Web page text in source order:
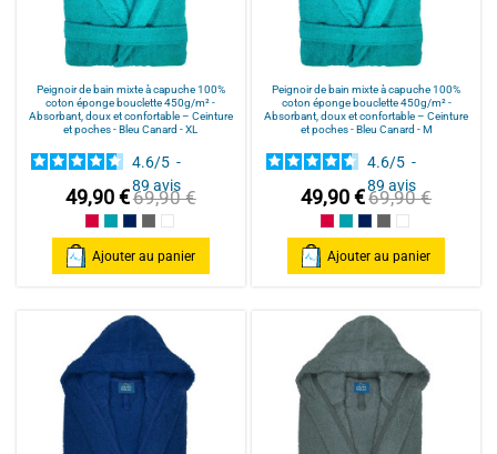
Peignoir de bain mixte à capuche 100%
coton éponge bouclette 450g/m² -
Absorbant, doux et confortable – Ceinture
et poches - Bleu Canard - XL
4.6/5 -
89 avis
49,90 €69,90 €
Framboise/Fuschia
Bleu Canard
Bleu Marine/Navy Blue
Gris/Grey
Blanc/White
Ajouter au panier
Peignoir de bain mixte à capuche 100%
coton éponge bouclette 450g/m² -
Absorbant, doux et confortable – Ceinture
et poches - Bleu Canard - M
4.6/5 -
89avis
49,90 €69,90 €
Framboise/Fuschia
Bleu Canard
Bleu Marine/Navy
Gris/Grey
Blanc/White
Ajouter au panier